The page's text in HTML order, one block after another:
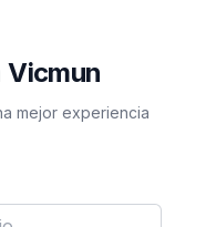
Vicmun
mejor experiencia